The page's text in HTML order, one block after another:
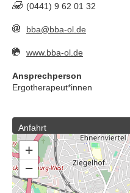
(0441) 9 62 01 32
bba@bba-ol.de
www.bba-ol.de
Ansprechperson
Ergotherapeut*innen
Anfahrt
+
−